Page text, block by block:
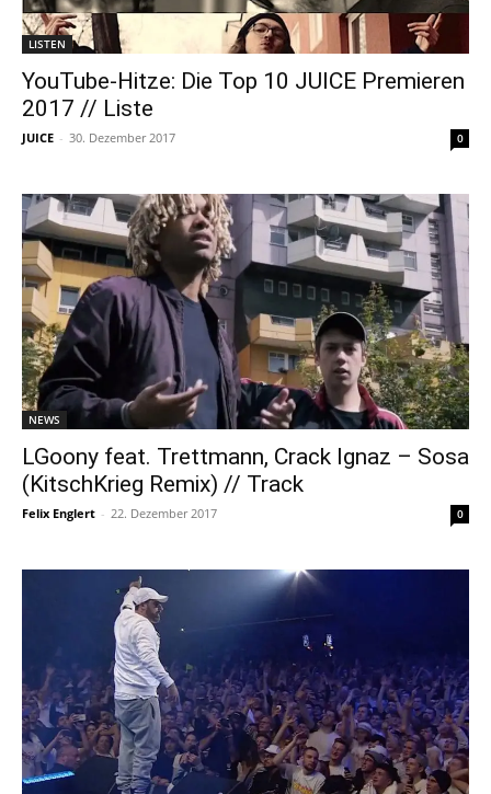
LISTEN
YouTube-Hitze: Die Top 10 JUICE Premieren
2017 // Liste
JUICE - 30. Dezember 2017 0
NEWS
LGoony feat. Trettmann, Crack Ignaz – Sosa
(KitschKrieg Remix) // Track
Felix Englert - 22. Dezember 2017 0